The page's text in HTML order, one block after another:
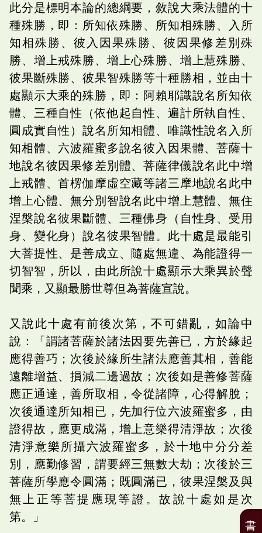
此分是標明本論的總綱要，敘說大乘法體的十
種殊勝，即：所知依殊勝、所知相殊勝、入所
知相殊勝、彼入因果殊勝、彼因果修差別殊
勝、增上戒殊勝、增上心殊勝、增上慧殊勝、
彼果斷殊勝、彼果智殊勝等十種勝相，並由十
處顯示大乘的殊勝，即：阿賴耶識說名所知依
體、三種自性（依他起自性、遍計所執自性、
圓成實自性）說名所知相體、唯識性說名入所
知相體、六波羅蜜多說名彼入因果體、菩薩十
地說名彼因果修差別體、菩薩律儀說名此中增
上戒體、首楞伽摩虛空藏等諸三摩地說名此中
增上心體、無分別智說名此中增上慧體、無住
涅槃說名彼果斷體、三種佛身（自性身、受用
身、變化身）說名彼果智體。此十處是最能引
大菩提性、是善成立、隨處無違、為能證得一
切智智，所以，由此所說十處顯示大乘異於聲
聞乘，又顯最勝世尊但為菩薩宣說。
又說此十處有前後次第，不可錯亂，如論中
說：「謂諸菩薩於諸法因要先善已，方於緣起
應得善巧；次後於緣所生諸法應善其相，善能
遠離增益、損減二邊過故；次後如是善修菩薩
應正通達，善所取相，令從諸障，心得解脫；
次後通達所知相已，先加行位六波羅蜜多，由
證得故，應更成滿，增上意樂得清淨故；次後
清淨意樂所攝六波羅蜜多，於十地中分分差
別，應勤修習，謂要經三無數大劫；次後於三
菩薩所學應令圓滿；既圓滿已，彼果涅槃及與
無上正等菩提應現等證。故說十處如是次
第。」
書